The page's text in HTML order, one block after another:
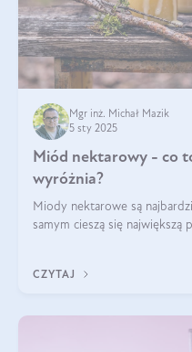
Mgr inż. Michał Mazik
5 sty 2025
Miód nektarowy - co
wyróżnia?
Miody nektarowe są
samym cieszą się
CZYTAJ